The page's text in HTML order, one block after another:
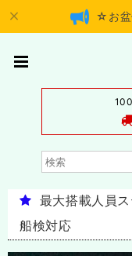
☆お盆
最大搭載人員
船検対応